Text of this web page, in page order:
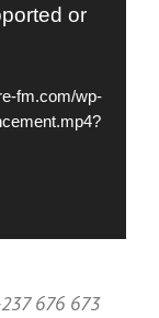
or
fm.com/wp-
676 673